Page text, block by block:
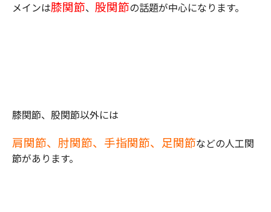
メインは膝関節、 股関節の話題が中心になります。
膝関節、股関節以外には
肩関節、肘関節、手指関節、足関節などの人工関
節があります。